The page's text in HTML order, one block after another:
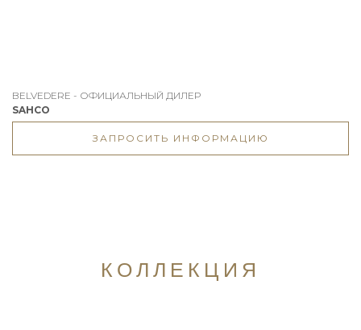
BELVEDERE - ОФИЦИАЛЬНЫЙ ДИЛЕР
SAHCO
ЗАПРОСИТЬ ИНФОРМАЦИЮ
КОЛЛЕКЦИЯ